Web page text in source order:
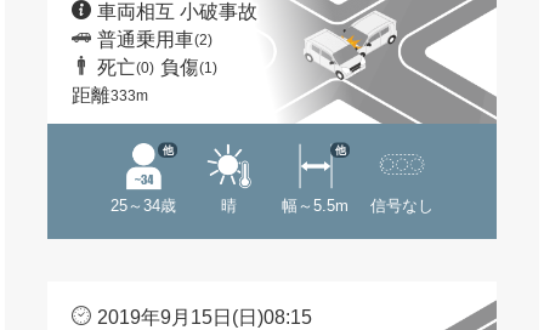
車両相互 小破事故
普通乗用車(2)
死亡(0) 負傷(1)
距離333m
25～34歳
他
晴 幅～5.5m
他
信号なし
2019年9月15日(日)08:15